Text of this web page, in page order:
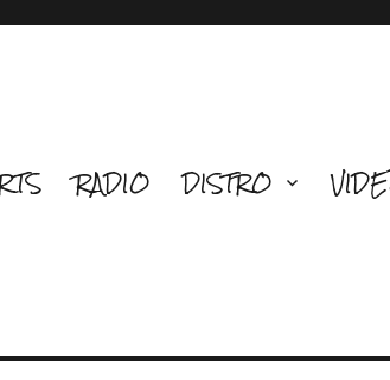
RADIO DISTRO